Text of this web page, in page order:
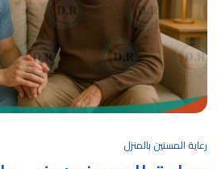
رعاية المسنين بالمنزل